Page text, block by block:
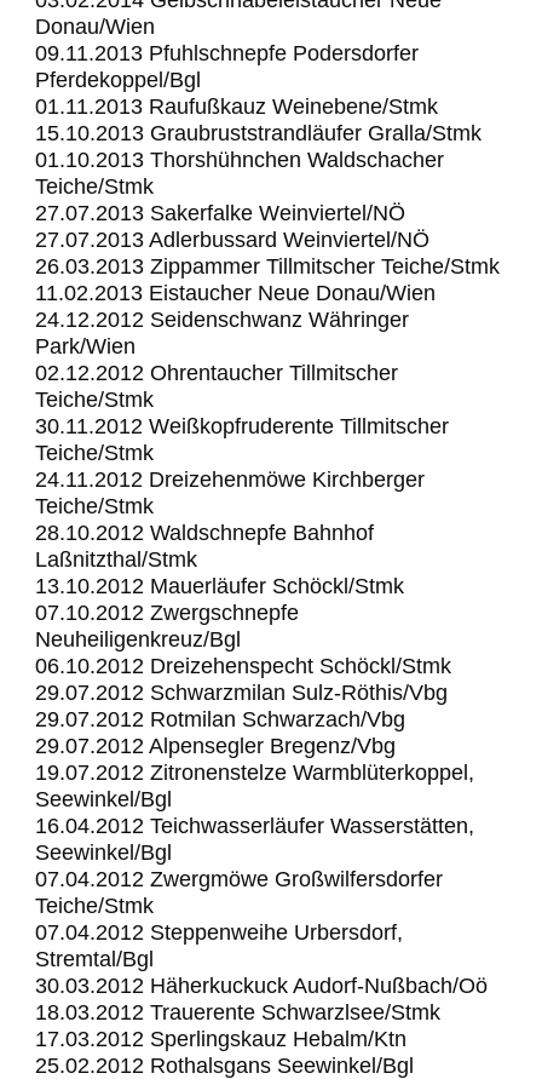
Donau/Wien
09.11.2013 Pfuhlschnepfe Podersdorfer
Pferdekoppel/Bgl
01.11.2013 Raufußkauz Weinebene/Stmk
15.10.2013 Graubruststrandläufer Gralla/Stmk
01.10.2013 Thorshühnchen Waldschacher
Teiche/Stmk
27.07.2013 Sakerfalke Weinviertel/NÖ
27.07.2013 Adlerbussard Weinviertel/NÖ
26.03.2013 Zippammer Tillmitscher Teiche/Stmk
11.02.2013 Eistaucher Neue Donau/Wien
24.12.2012 Seidenschwanz Währinger
Park/Wien
02.12.2012 Ohrentaucher Tillmitscher
Teiche/Stmk
30.11.2012 Weißkopfruderente Tillmitscher
Teiche/Stmk
24.11.2012 Dreizehenmöwe Kirchberger
Teiche/Stmk
28.10.2012 Waldschnepfe Bahnhof
Laßnitzthal/Stmk
13.10.2012 Mauerläufer Schöckl/Stmk
07.10.2012 Zwergschnepfe
Neuheiligenkreuz/Bgl
06.10.2012 Dreizehenspecht Schöckl/Stmk
29.07.2012 Schwarzmilan Sulz-Röthis/Vbg
29.07.2012 Rotmilan Schwarzach/Vbg
29.07.2012 Alpensegler Bregenz/Vbg
19.07.2012 Zitronenstelze Warmblüterkoppel,
Seewinkel/Bgl
16.04.2012 Teichwasserläufer Wasserstätten,
Seewinkel/Bgl
07.04.2012 Zwergmöwe Großwilfersdorfer
Teiche/Stmk
07.04.2012 Steppenweihe Urbersdorf,
Stremtal/Bgl
30.03.2012 Häherkuckuck Audorf-Nußbach/Oö
18.03.2012 Trauerente Schwarzlsee/Stmk
17.03.2012 Sperlingskauz Hebalm/Ktn
25.02.2012 Rothalsgans Seewinkel/Bgl